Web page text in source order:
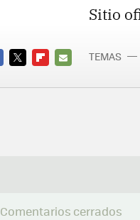
Sitio
MAIL
TEMAS
Comentarios cerrados